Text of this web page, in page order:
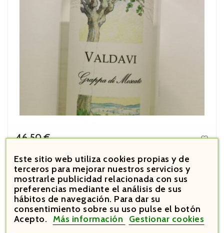
46,50 € 
Berta Grappa di Moscato
  
    
Este sitio web utiliza cookies propias y de
terceros para mejorar nuestros servicios y
mostrarle publicidad relacionada con sus
preferencias mediante el análisis de sus
hábitos de navegación. Para dar su
consentimiento sobre su uso pulse el botón
Acepto. Más información Gestionar cookies